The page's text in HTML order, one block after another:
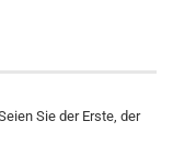
Sie der Erste, der